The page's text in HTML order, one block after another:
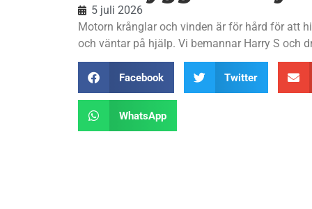
5 juli 2026
Motorn krånglar och vinden är för hård för att
och väntar på hjälp. Vi bemannar Harry S och
Facebook Twitter
WhatsApp